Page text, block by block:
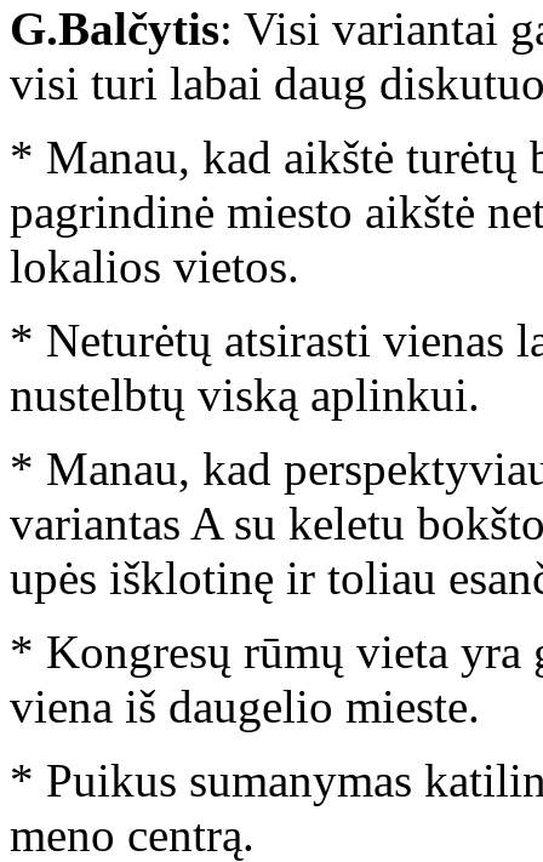
G.Balčytis: Visi variantai
visi turi labai daug
* Manau, kad aikštė turėtų
pagrindinė miesto aikštė
lokalios vietos.
* Neturėtų atsirasti vienas
nustelbtų viską aplinkui.
* Manau, kad
variantas A su keletu
upės išklotinę ir toliau
* Kongresų rūmų vieta
viena iš daugelio mieste.
* Puikus sumanymas
meno centrą.